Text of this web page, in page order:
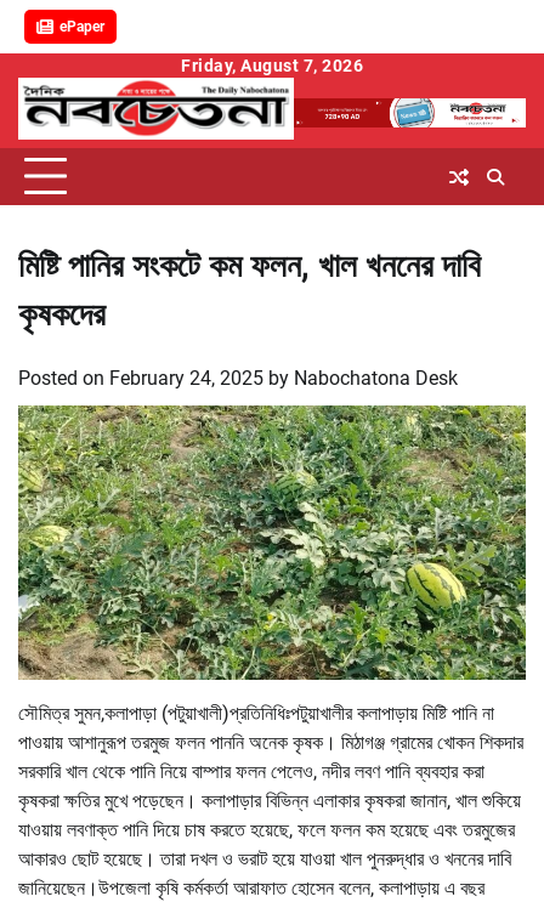
ePaper
content
Friday, August 7, 2026
মিষ্টি পানির সংকটে কম ফলন, খাল খননের দাবি
কৃষকদের
Posted on February 24, 2025 by Nabochatona Desk
সৌমিত্র সুমন,কলাপাড়া (পটুয়াখালী)প্রতিনিধিঃপটুয়াখালীর কলাপাড়ায় মিষ্টি পানি না
পাওয়ায় আশানুরূপ তরমুজ ফলন পাননি অনেক কৃষক। মিঠাগঞ্জ গ্রামের খোকন শিকদার
সরকারি খাল থেকে পানি নিয়ে বাম্পার ফলন পেলেও, নদীর লবণ পানি ব্যবহার করা
কৃষকরা ক্ষতির মুখে পড়েছেন। কলাপাড়ার বিভিন্ন এলাকার কৃষকরা জানান, খাল শুকিয়ে
যাওয়ায় লবণাক্ত পানি দিয়ে চাষ করতে হয়েছে, ফলে ফলন কম হয়েছে এবং তরমুজের
আকারও ছোট হয়েছে। তারা দখল ও ভরাট হয়ে যাওয়া খাল পুনরুদ্ধার ও খননের দাবি
জানিয়েছেন।উপজেলা কৃষি কর্মকর্তা আরাফাত হোসেন বলেন, কলাপাড়ায় এ বছর